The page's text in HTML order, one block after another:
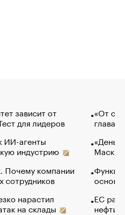
зависит от
для лидеров
ИИ-агенты
индустрию
Почему компании
сотрудников
нарастил
на склады
«От
глава
Маск в
основ
ЕС
нефти